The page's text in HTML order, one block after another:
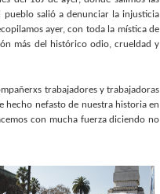
pueblo salió a denunciar la injusticia
ayer, con toda la mística de
más del histórico odio, crueldad y
trabajadores y trabajadoras
hecho nefasto de nuestra historia en
con mucha fuerza diciendo no